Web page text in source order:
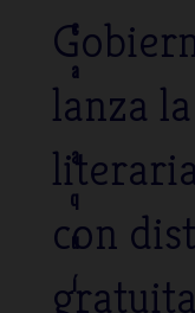
c
a
a
q
u
í
lanza
con